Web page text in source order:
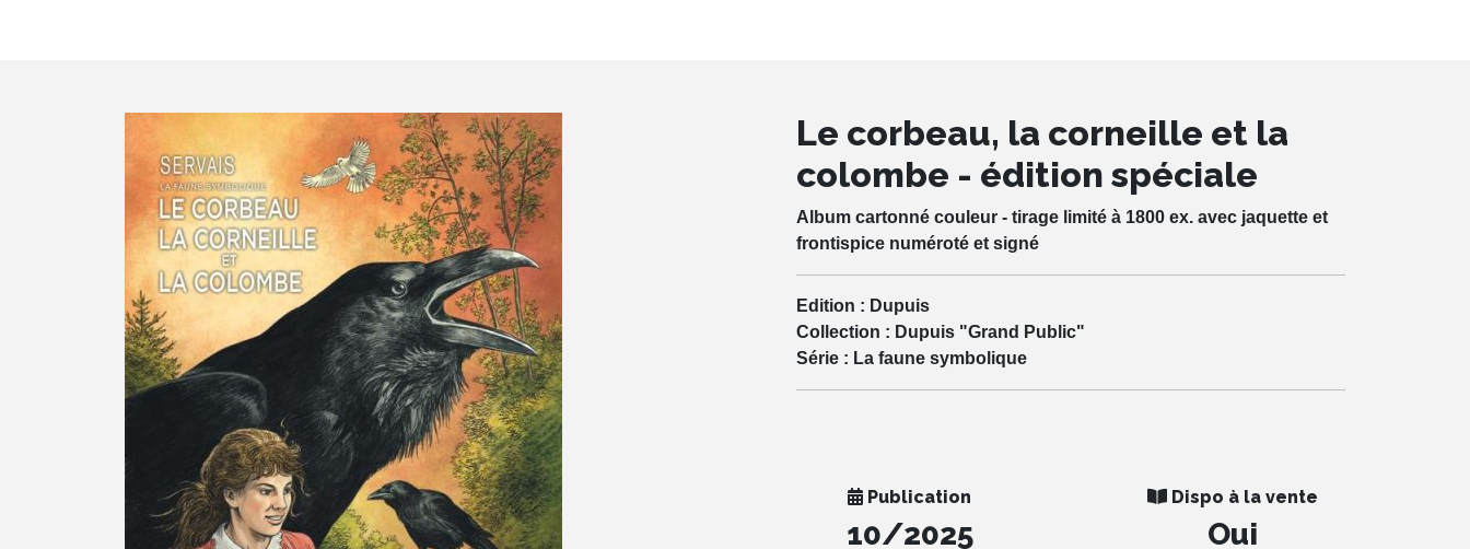
Le corbeau, la corneille et la
colombe - édition spéciale
Album cartonné couleur - tirage limité à 1800 ex. avec jaquette et
frontispice numéroté et signé
Edition : Dupuis
Collection : Dupuis "Grand Public"
Série : La faune symbolique
Publication
10/2025
Dispo à la vente
Oui